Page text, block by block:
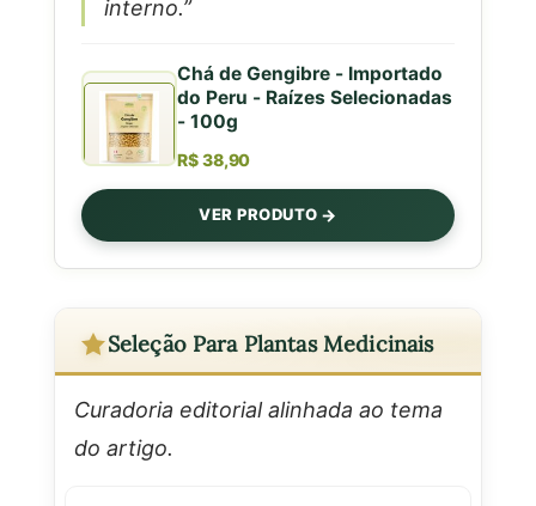
interno.”
Chá de Gengibre - Importado
do Peru - Raízes Selecionadas
- 100g
R$ 38,90
VER PRODUTO
Seleção Para Plantas Medicinais
Curadoria editorial alinhada ao tema
do artigo.